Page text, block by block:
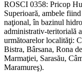
ROSCI 0358: Pricop
Superioară, ambele
naţional, în bazinul
administrativ-teritorială
următoarelor localităţi:
Bistra, Bârsana, Rona
Marmaţiei, Sarasău,
Maramureş).